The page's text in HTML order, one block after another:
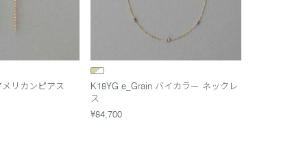
リカンピアス
K18YG e_Grain バイカラー ネックレ
ス
¥84,700